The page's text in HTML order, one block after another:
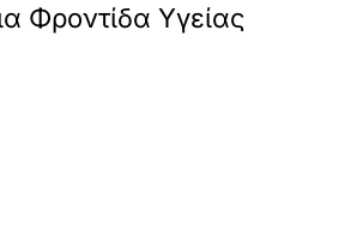
Φροντίδα Υγείας